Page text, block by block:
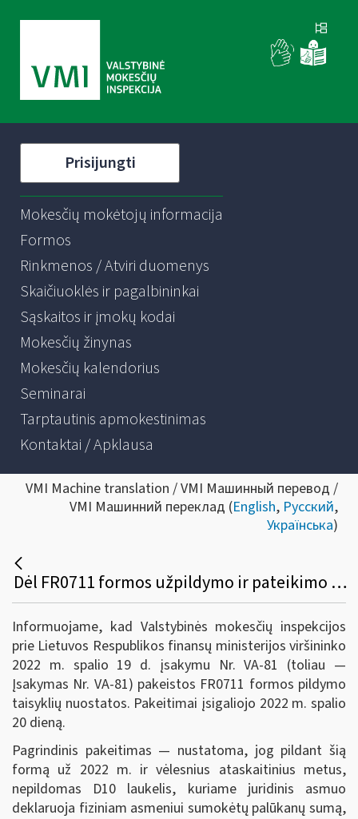
Prisijungti
Mokesčių mokėtojų informacija
Formos
Rinkmenos / Atviri duomenys
Skaičiuoklės ir pagalbininkai
Sąskaitos ir įmokų kodai
Mokesčių žinynas
Mokesčių kalendorius
Seminarai
Tarptautinis apmokestinimas
Kontaktai / Apklausa
VMI Machine translation / VMI Машинный перевод /
VMI Машинний переклад (English, Русский,
Українська)
Dėl FR0711 formos užpildymo ir pateikimo taisyklių pakeitimo
Informuojame, kad Valstybinės mokesčių inspekcijos
prie Lietuvos Respublikos finansų ministerijos viršininko
2022 m. spalio 19 d. įsakymu Nr. VA-81 (toliau —
Įsakymas Nr. VA-81) pakeistos FR0711 formos pildymo
taisyklių nuostatos. Pakeitimai įsigaliojo 2022 m. spalio
20 dieną.
Pagrindinis pakeitimas — nustatoma, jog pildant šią
formą už 2022 m. ir vėlesnius ataskaitinius metus,
nepildomas D10 laukelis, kuriame juridinis asmuo
deklaruoja fiziniam asmeniui sumokėtų palūkanų sumą,